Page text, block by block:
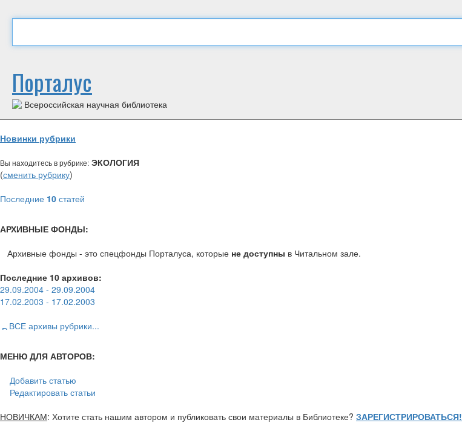
Порталус
Всероссийская научная библиотека
Новинки рубрики
Вы находитесь в рубрике: ЭКОЛОГИЯ
(сменить рубрику)
Последние 10 статей
АРХИВНЫЕ ФОНДЫ:
Архивные фонды - это спецфонды Порталуса, которые не доступны в Читальном зале.
Последние 10 архивов:
29.09.2004 - 29.09.2004
17.02.2003 - 17.02.2003
ВСЕ архивы рубрики...
МЕНЮ ДЛЯ АВТОРОВ:
Добавить статью
Редактировать статьи
НОВИЧКАМ: Хотите стать нашим автором и публиковать свои материалы в Библиотеке? ЗАРЕГИСТРИРОВАТЬСЯ!